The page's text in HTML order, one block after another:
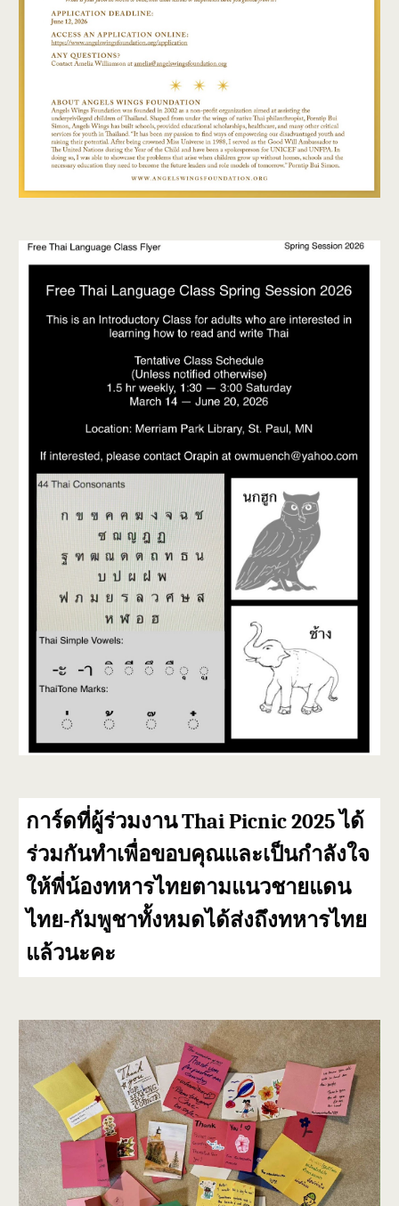
การ์ดที่ผู้ร่วมงาน Thai Picnic 2025 ได้
ร่วมกันทำเพื่อขอบคุณและเป็นกำลังใจ
ให้พี่น้องทหารไทยตามแนวชายแดน
ไทย-กัมพูชาทั้งหมดได้ส่งถึงทหารไทย
แล้วนะคะ